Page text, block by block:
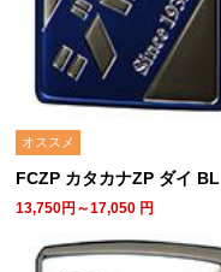
オススメ
FCZP カタカナZP ダイ BL
13,750円～17,050 円